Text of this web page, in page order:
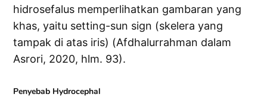
hidrosefalus memperlihatkan gambaran yang
khas, yaitu setting-sun sign (skelera yang
tampak di atas iris) (Afdhalurrahman dalam
Asrori, 2020, hlm. 93).
Penyebab Hydrocephal